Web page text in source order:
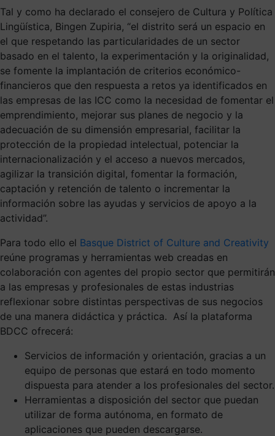
Tal y como ha declarado el consejero de Cultura y Política
Lingüística, Bingen Zupiria, “el distrito será un espacio en
el que respetando las particularidades de un sector
basado en el talento, la experimentación y la originalidad,
se fomente la implantación de criterios económico-
financieros que den respuesta a retos ya identificados en
las empresas de las ICC como la necesidad de fomentar el
emprendimiento, mejorar sus planes de negocio y la
adecuación de su dimensión empresarial, facilitar la
protección de la propiedad intelectual, potenciar la
internacionalización y el acceso a nuevos mercados,
agilizar la transición digital, fomentar la formación,
captación y retención de talento o incrementar la
información sobre las ayudas y servicios de apoyo a la
actividad”.
Para todo ello el Basque District of Culture and Creativity
reúne programas y herramientas web creadas en
colaboración con agentes del propio sector que permitirán
a las empresas y profesionales de estas industrias
reflexionar sobre distintas perspectivas de sus negocios
de una manera didáctica y práctica. Así la plataforma
BDCC ofrecerá:
Servicios de información y orientación, gracias a un
equipo de personas que estará en todo momento
dispuesta para atender a los profesionales del sector.
Herramientas a disposición del sector que puedan
utilizar de forma autónoma, en formato de
aplicaciones que pueden descargarse.